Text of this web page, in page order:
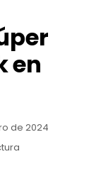
en
de 2024